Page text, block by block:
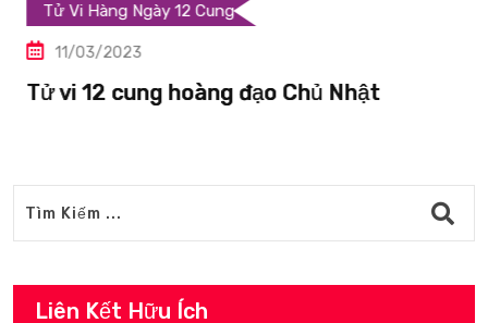
Tử Vi Hàng Ngày 12 Cung
11/03/2023
Tử vi 12 cung hoàng đạo Chủ Nhật
Liên Kết Hữu Ích